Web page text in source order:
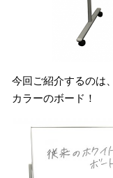
今回ご紹介するのは
カラーのボード！